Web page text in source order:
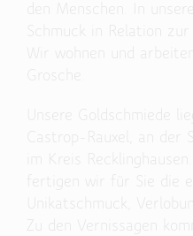
den Menschen. In
Schmuck in Relation
Wir wohnen und
Grosche.
Unsere Goldschmiede
Castrop-Rauxel, an der
im Kreis
fertigen wir für Sie die
Unikatschmuck,
Zu den Vernissagen